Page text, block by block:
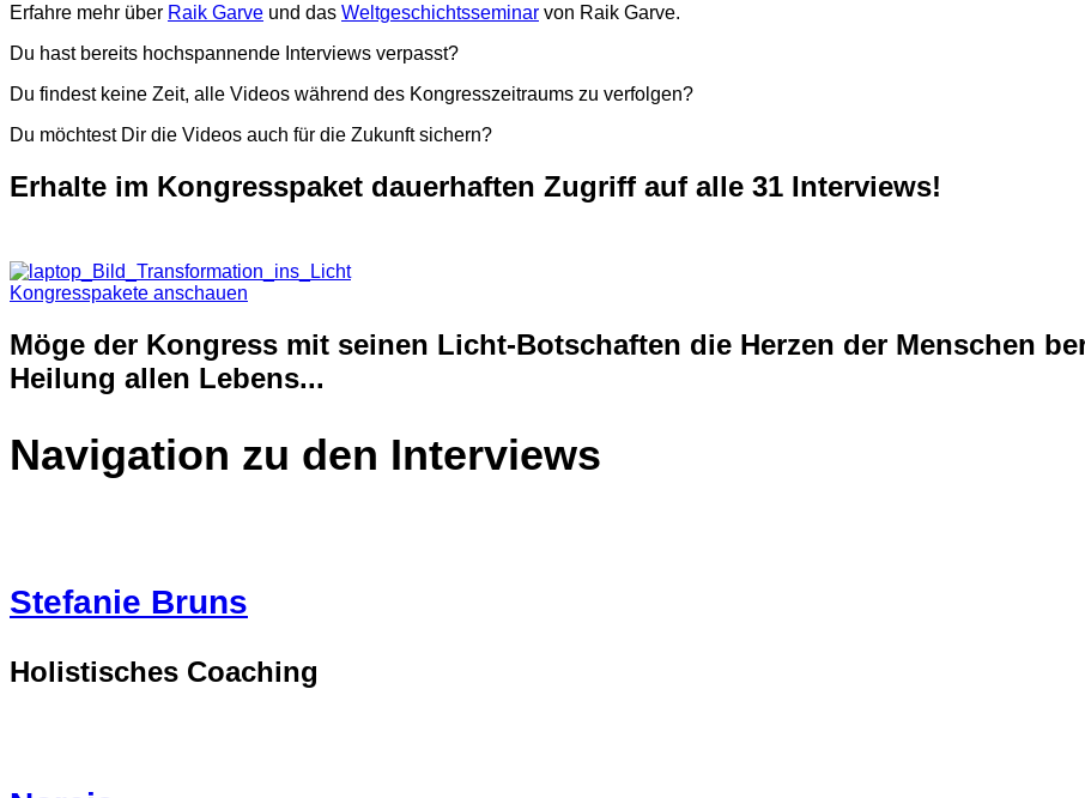
Erfahre mehr über Raik Garve und das Weltgeschichtsseminar von Raik Garve.
Du hast bereits hochspannende Interviews verpasst?
Du findest keine Zeit, alle Videos während des Kongresszeitraums zu verfolgen?
Du möchtest Dir die Videos auch für die Zukunft sichern?
Erhalte im Kongresspaket dauerhaften Zugriff auf alle 31 Interviews!
Kongresspakete anschauen
Möge der Kongress mit seinen Licht-Botschaften die Herzen der Menschen
Heilung allen Lebens...
Navigation zu den Interviews
Stefanie Bruns
Holistisches Coaching